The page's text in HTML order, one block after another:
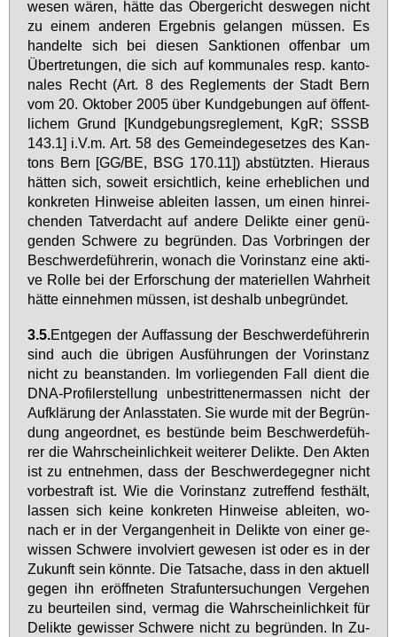
we­sen wä­ren, hät­te das Ober­ge­richt des­we­gen nicht
zu ei­nem an­de­ren Er­geb­nis ge­lan­gen müs­sen. Es
han­del­te sich bei die­sen Sank­tio­nen of­fen­bar um
Über­tre­tun­gen, die sich auf kom­mu­na­les resp. kan­to­
na­les Recht (Art. 8 des Re­gle­ments der Stadt Bern
vom 20. Ok­to­ber 2005 über Kund­ge­bun­gen auf öf­fent­
li­chem Grund [Kund­ge­bungs­re­gle­ment, KgR; SSSB
143.1] i.V.m. Art. 58 des Ge­mein­de­ge­set­zes des Kan­
tons Bern [GG/BE, BSG 170.11]) ab­stütz­ten. Hier­aus
hät­ten sich, so­weit er­sicht­lich, kei­ne er­heb­li­chen und
kon­kre­ten Hin­wei­se ab­lei­ten las­sen, um ei­nen hin­rei­
chen­den Tat­ver­dacht auf an­de­re De­lik­te ei­ner ge­nü­
gen­den Schwe­re zu be­grün­den. Das Vor­brin­gen der
Be­schwer­de­füh­re­rin, wo­nach die Vor­in­stanz ei­ne ak­ti­
ve Rol­le bei der Er­for­schung der ma­te­ri­el­len Wahr­heit
hät­te ein­neh­men müs­sen, ist des­halb un­be­grün­det.
3.5.Ent­ge­gen der Auf­fas­sung der Be­schwer­de­füh­re­rin
sind auch die üb­ri­gen Aus­füh­run­gen der Vor­in­stanz
nicht zu be­an­stan­den. Im vor­lie­gen­den Fall dient die
DNA-Pro­fi­ler­stel­lung un­be­strit­te­ner­mas­sen nicht der
Auf­klä­rung der An­lassta­ten. Sie wur­de mit der Be­grün­
dung an­ge­ord­net, es be­stün­de beim Be­schwer­de­füh­
rer die Wahr­schein­lich­keit wei­te­rer De­lik­te. Den Ak­ten
ist zu ent­neh­men, dass der Be­schwer­de­geg­ner nicht
vor­be­straft ist. Wie die Vor­in­stanz zu­tref­fend fest­hält,
las­sen sich kei­ne kon­kre­ten Hin­wei­se ab­lei­ten, wo­
nach er in der Ver­gan­gen­heit in De­lik­te von ei­ner ge­
wis­sen Schwe­re in­vol­viert ge­we­sen ist oder es in der
Zu­kunft sein könn­te. Die Tat­sa­che, dass in den ak­tu­ell
ge­gen ihn er­öff­ne­ten Straf­un­ter­su­chun­gen Ver­ge­hen
zu be­ur­tei­len sind, ver­mag die Wahr­schein­lich­keit für
De­lik­te ge­wis­ser Schwe­re nicht zu be­grün­den. In Zu­